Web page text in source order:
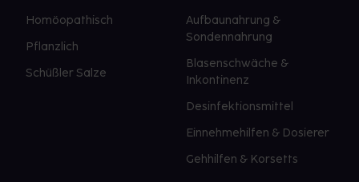
Homöopathisch
Pflanzlich
Schüßler Salze
Aufbaunahrung &
Sondennahrung
Blasenschwäche &
Inkontinenz
Desinfektionsmittel
Einnehmehilfen & Dosierer
Gehhilfen & Korsetts